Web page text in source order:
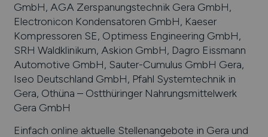
GmbH, AGA Zerspanungstechnik Gera GmbH,
Electronicon Kondensatoren GmbH, Kaeser
Kompressoren SE, Optimess Engineering GmbH,
SRH Waldklinikum, Askion GmbH, Dagro Eissmann
Automotive GmbH, Sauter-Cumulus GmbH Gera,
Iseo Deutschland GmbH, Pfahl Systemtechnik in
Gera, Othüna – Ostthüringer Nahrungsmittelwerk
Gera GmbH
Einfach online aktuelle Stellenangebote in Gera und